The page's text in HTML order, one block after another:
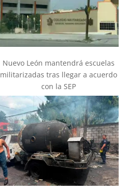
Nuevo León mantendrá escuelas
militarizadas tras llegar a acuerdo
con la SEP